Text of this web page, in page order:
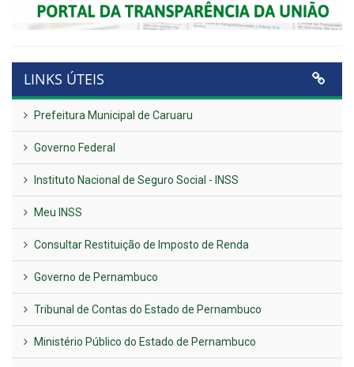
LINKS ÚTEIS
Prefeitura Municipal de Caruaru
Governo Federal
Instituto Nacional de Seguro Social - INSS
Meu INSS
Consultar Restituição de Imposto de Renda
Governo de Pernambuco
Tribunal de Contas do Estado de Pernambuco
Ministério Público do Estado de Pernambuco